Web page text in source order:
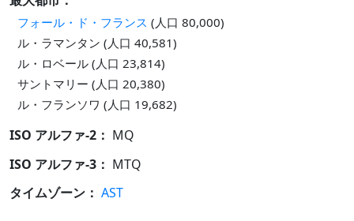
フォール・ド・フランス (人口 80,000)
ル・ラマンタン (人口 40,581)
ル・ロベール (人口 23,814)
サントマリー (人口 20,380)
ル・フランソワ (人口 19,682)
ISO アルファ-2： MQ
ISO アルファ-3： MTQ
タイムゾーン： AST